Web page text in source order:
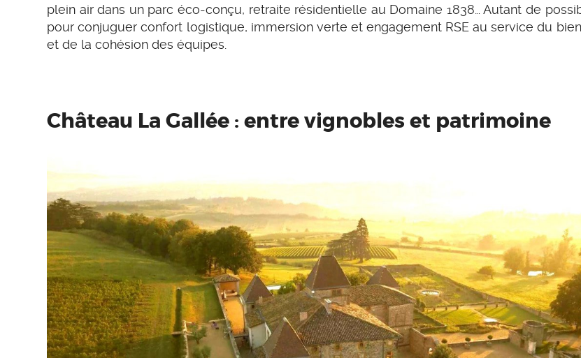
plein air dans un parc éco-conçu, retraite résidentielle au Domaine 1838… Autant de
pour conjuguer confort logistique, immersion verte et engagement RSE au service du
et de la cohésion des équipes.
Château La Gallée : entre vignobles et patrimoine